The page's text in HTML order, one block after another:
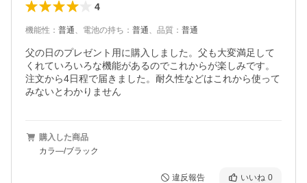
4
機能性 ： 普通、 電池の持ち ： 普通、 品質 ： 普通
父の日のプレゼント用に購入しました。父も大変満足して
くれていろいろな機能があるのでこれからが楽しみです。
注文から4日程で届きました。耐久性などはこれから使って
みないとわかりません
購入した商品
カラ―/ブラック
違反報告 いいね 0